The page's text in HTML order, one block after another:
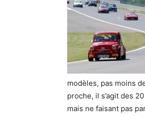
modèles, pas moins
proche, il s’agit des
mais ne faisant pas